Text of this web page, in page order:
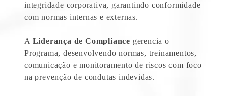
integridade corporativa, garantindo conformidade
com normas internas e externas.
A Liderança de Compliance gerencia o
Programa, desenvolvendo normas, treinamentos,
comunicação e monitoramento de riscos com foco
na prevenção de condutas indevidas.